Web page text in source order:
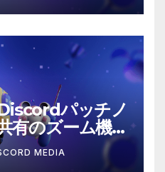
パッチノ
有のズーム機能
ンドが登場！
MEDIA